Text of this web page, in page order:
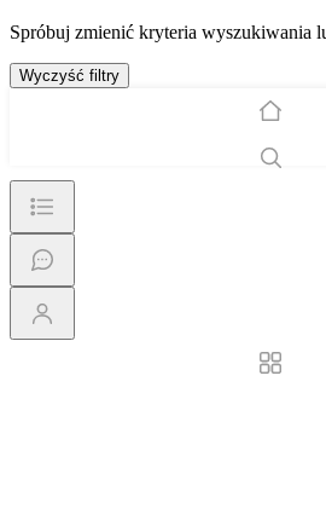
Spróbuj zmienić kryteria wyszukiwania
Wyczyść filtry